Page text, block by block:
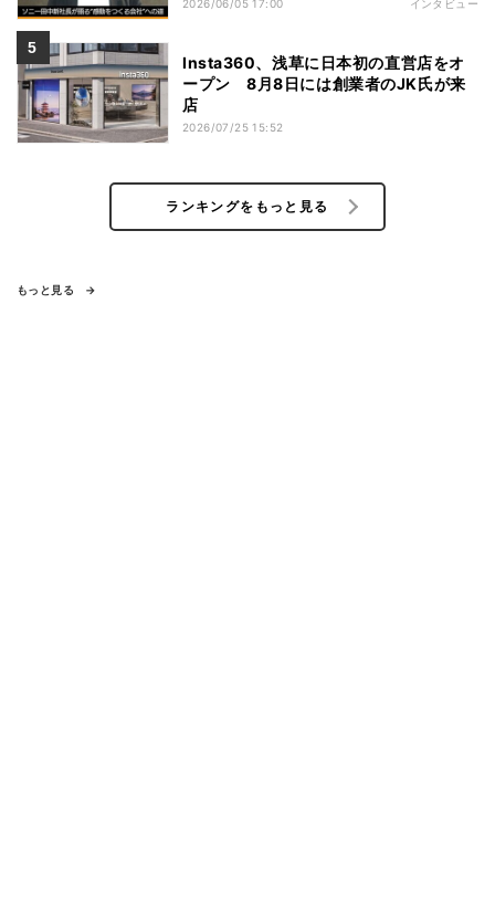
2026/06/05 17:00 インタビュー
Insta360、浅草に日本初の直営店をオ
ープン 8月8日には創業者のJK氏が来
店
2026/07/25 15:52
ランキングをもっと見る
もっと見る